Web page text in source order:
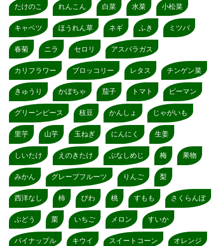
たけのこ れんこん 白菜 水菜 小松菜
キャベツ ほうれん草 ネギ ふき ミツバ
春菊 ニラ セロリ アスパラガス
カリフラワー ブロッコリー レタス チンゲン菜
きゅうり かぼちゃ 茄子 トマト ピーマン
グリーンピース 枝豆 かんしょ じゃがいも
里芋 山芋 玉ねぎ にんにく 生姜
しいたけ えのきたけ ぶなしめじ 梅 果物
みかん グレープフルーツ りんご 梨
西洋なし 柿 びわ 桃 すもも さくらんぼ
ぶどう 栗 いちご メロン すいか
パイナップル キウイ スイートコーン オレンジ